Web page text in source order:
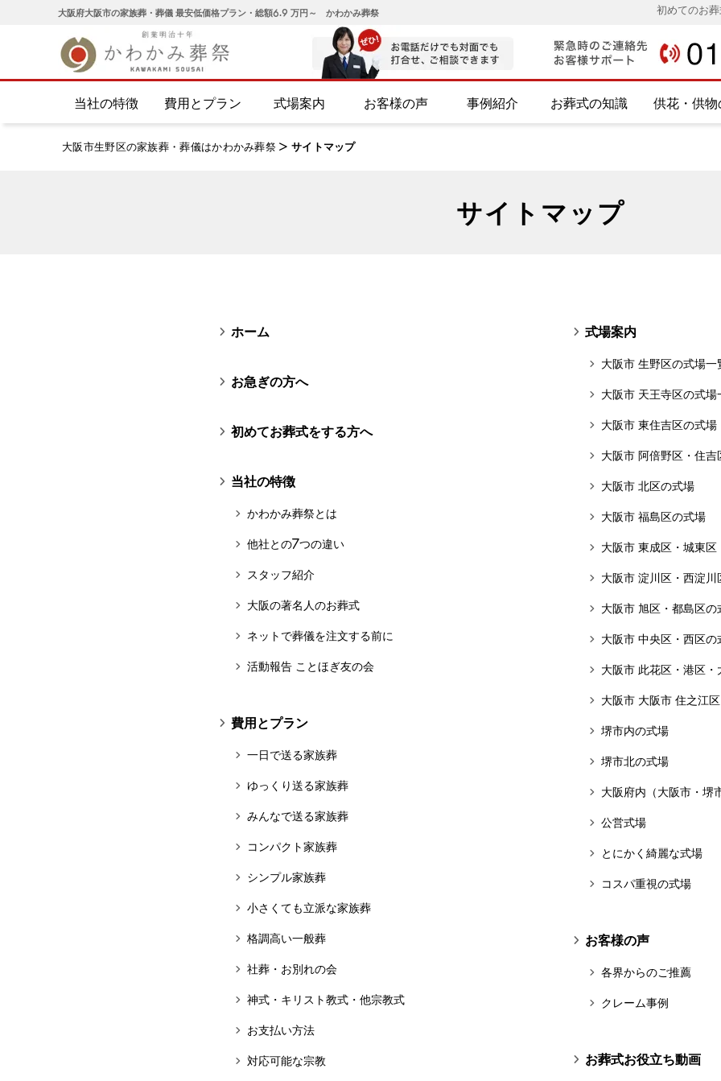
大阪府大阪市の家族葬・葬儀 最安低価格プラン・総額6.9 万円～ かわかみ葬祭 初めてのお葬
当社の特徴 費用とプラン 式場案内 お客様の声 事例紹介 お葬式の知識 供花・供物
大阪市生野区の家族葬・葬儀はかわかみ葬祭 > サイトマップ
サイトマップ
ホーム
お急ぎの方へ
初めてお葬式をする方へ
当社の特徴
かわかみ葬祭とは
他社との7つの違い
スタッフ紹介
大阪の著名人のお葬式
ネットで葬儀を注文する前に
活動報告 ことほぎ友の会
費用とプラン
一日で送る家族葬
ゆっくり送る家族葬
みんなで送る家族葬
コンパクト家族葬
シンプル家族葬
小さくても立派な家族葬
格調高い一般葬
社葬・お別れの会
神式・キリスト教式・他宗教式
お支払い方法
対応可能な宗教
式場案内
大阪市 生野区の式場一
大阪市 天王寺区の式場
大阪市 東住吉区の式場
大阪市 阿倍野区・住吉
大阪市 北区の式場
大阪市 福島区の式場
大阪市 東成区・城東区
大阪市 淀川区・西淀
大阪市 旭区・都島区の
大阪市 中央区・西区の
大阪市 此花区・港区・
大阪市 大阪市 住之江
堺市内の式場
堺市北の式場
大阪府内（大阪市・堺
公営式場
とにかく綺麗な式場
コスパ重視の式場
お客様の声
各界からのご推薦
クレーム事例
お葬式お役立ち動画